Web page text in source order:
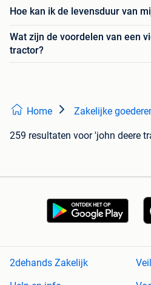
Hoe kan ik de levensduur van
Wat zijn de voordelen van een
tractor?
Home Zakelijke
259 resultaten voor 'john deere
2dehands Zakelijk